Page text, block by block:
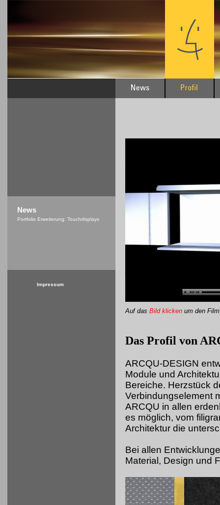
Auf das Bild klicken um den
Das Profil von
ARCQU-DESIGN
Module und
Bereiche. Herzstück
Verbindungselement
ARCQU in allen
es möglich, vom
Architektur die
Bei allen
Material, Design und
News
Portfolio Erweiterung: Touchdisplays
Impressum